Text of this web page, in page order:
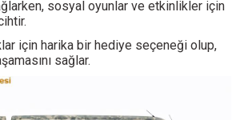
sosyal oyunlar ve etkinlikler için
lar için harika bir hediye seçeneği olup,
sağlar.